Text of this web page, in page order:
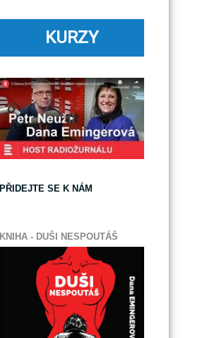
KURZY
PŘIDEJTE SE K NÁM
KNIHA - DUŠI NESPOUTÁŠ